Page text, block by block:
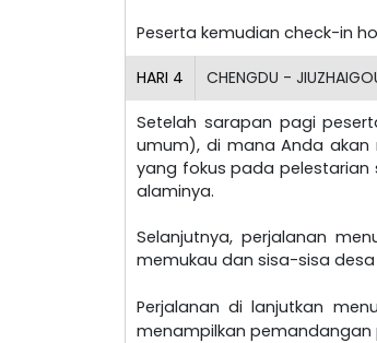
Peserta kemudian check-in
HARI 4 CHENGDU -
Setelah sarapan pagi
umum), di mana Anda akan
yang fokus pada pelestarian
alaminya.
Selanjutnya, perjalanan
memukau dan sisa-sisa
Perjalanan di lanjutkan
menampilkan pemandangan